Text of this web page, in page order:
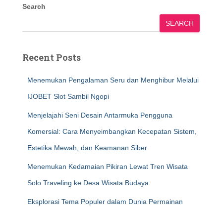
Search
SEARCH
Recent Posts
Menemukan Pengalaman Seru dan Menghibur Melalui
IJOBET Slot Sambil Ngopi
Menjelajahi Seni Desain Antarmuka Pengguna
Komersial: Cara Menyeimbangkan Kecepatan Sistem,
Estetika Mewah, dan Keamanan Siber
Menemukan Kedamaian Pikiran Lewat Tren Wisata
Solo Traveling ke Desa Wisata Budaya
Eksplorasi Tema Populer dalam Dunia Permainan